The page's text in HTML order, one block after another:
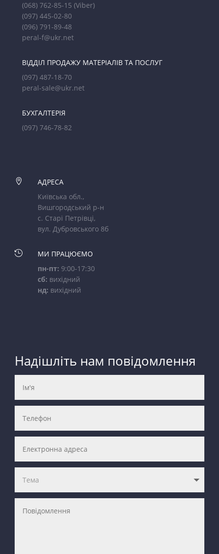
(068) 762-85-15 (Viber)
(097) 445-02-80
(096) 791-89-48
peral-f@ukr.net
ВІДДІЛ ПРОДАЖУ МАТЕРІАЛІВ ТА ПОСЛУГ
(097) 487-18-70
peral-sale@ukr.net
БУХГАЛТЕРІЯ
(097) 746-78-82

АДРЕСА
Київська обл.,
Вишгородський р-н
с. Старі Петрівці,
вул. Дубровського 8б

МИ ПРАЦЮЄМО
пн-пт: 9:00-17:30
сб: вихідний
нд: вихідний
Надішліть нам повідомлення